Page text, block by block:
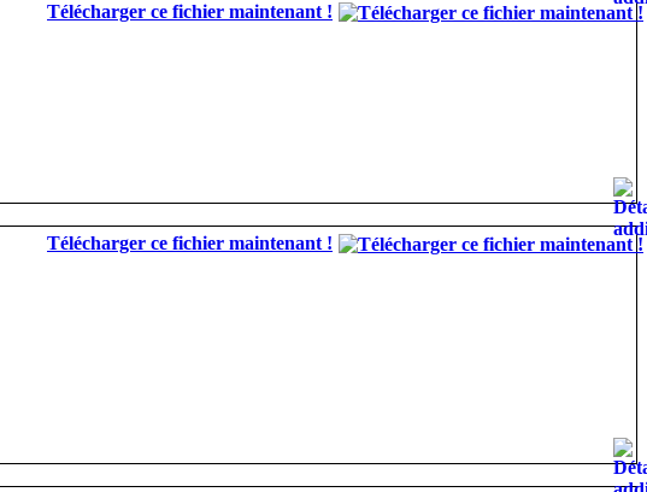
Télécharger ce fichier maintenant !
Télécharger ce fichier maintenant !